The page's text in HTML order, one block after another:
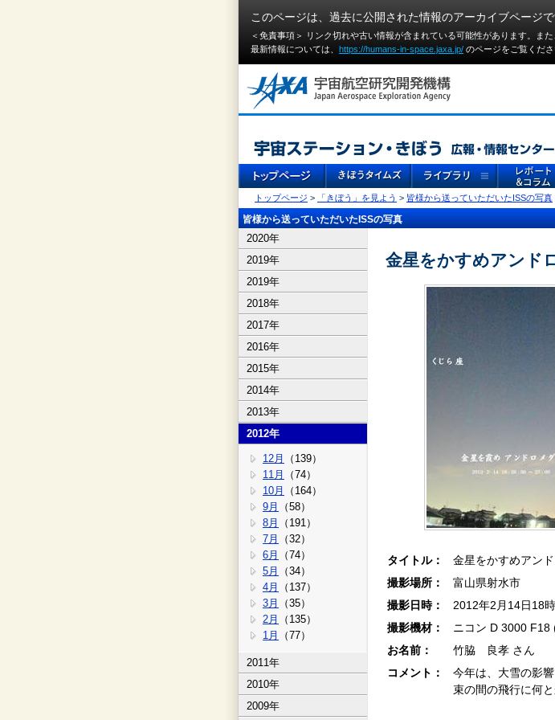
このページは、過去に公開された情報のアーカイブページで
＜免責事項＞ リンク切れや古い情報が含まれている可能性があります。ま
最新情報については、 https://humans-in-space.jaxa.jp/ のページをご覧くださ
トップページ > 「きぼう」を見よう > 皆様から送っていただいたISSの写真
皆様から送っていただいたISSの写真
2020年
2019年
2019年
2018年
2017年
2016年
2015年
2014年
2013年
2012年
12月
（139）
11月
（74）
10月
（164）
9月
（58）
8月
（191）
7月
（32）
6月
（74）
5月
（34）
4月
（137）
3月
（35）
2月
（135）
1月
（77）
2011年
2010年
2009年
金星をかすめアンド
タイトル：
金星をかすめアン
撮影場所：
富山県射水市
撮影日時：
2012年2月14日18
撮影機材：
ニコン D 3000 F18
お名前：
竹脇 良孝 さん
コメント：
今年は、大雪の影
束の間の飛行に何